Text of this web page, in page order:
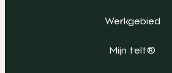
Werkgebied
Mijn telt®